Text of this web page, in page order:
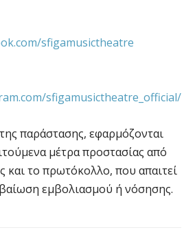
sfigamusictheatre
sfigamusictheatre_official/
παράστασης, εφαρμόζονται
μέτρα προστασίας από
και το πρωτόκολλο, που απαιτεί
εμβολιασμού ή νόσησης.